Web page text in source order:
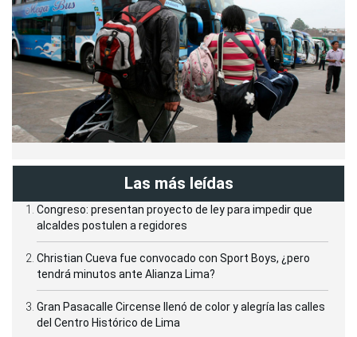
Las más leídas
Congreso: presentan proyecto de ley para impedir que
alcaldes postulen a regidores
Christian Cueva fue convocado con Sport Boys, ¿pero
tendrá minutos ante Alianza Lima?
Gran Pasacalle Circense llenó de color y alegría las calles
del Centro Histórico de Lima